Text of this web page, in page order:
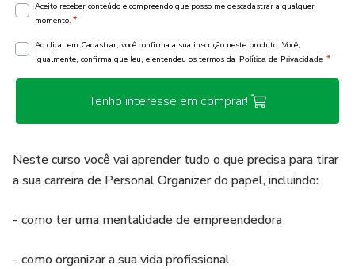
Aceito receber conteúdo e compreendo que posso me descadastrar a qualquer
momento. *
Ao clicar em Cadastrar, você confirma a sua inscrição neste produto. Você,
igualmente, confirma que leu, e entendeu os termos da Política de Privacidade *
Tenho interesse em comprar!
Neste curso você vai aprender tudo o que precisa para tirar
a sua carreira de Personal Organizer do papel, incluindo:
- como ter uma mentalidade de empreendedora
- como organizar a sua vida profissional